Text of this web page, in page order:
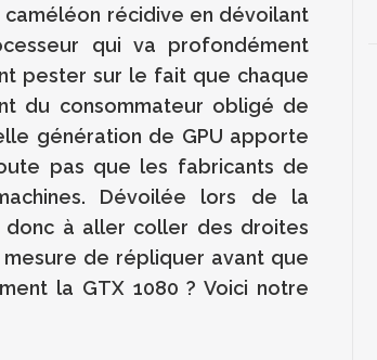
récidive en dévoilant
qui va profondément
pester sur le fait que chaque
du consommateur obligé de
génération de GPU apporte
pas que les fabricants de
Dévoilée lors de la
donc à aller coller des droites
mesure de répliquer avant que
la GTX 1080 ? Voici notre